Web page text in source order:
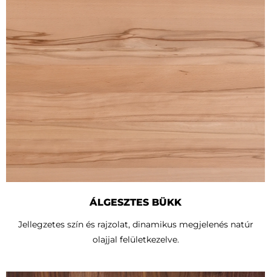
ÁLGESZTES BÜKK
Jellegzetes szín és rajzolat, dinamikus megjelenés natúr
olajjal felületkezelve.